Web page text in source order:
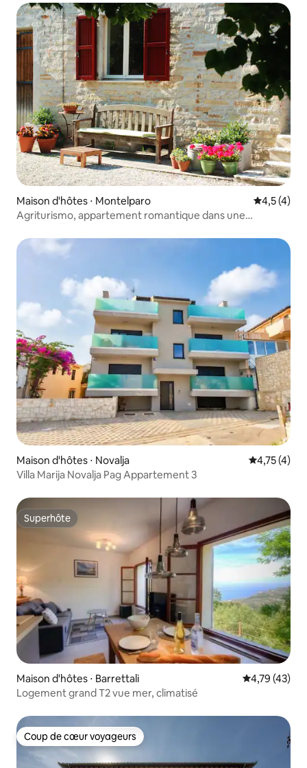
Maison d'hôtes ⋅ Montelparo Évaluation
4,5 (4)
Agriturismo, appartement romantique dans une
Maison d'hôtes ⋅ Novalja Évaluation
4,75 (4)
Villa Marija Novalja Pag Appartement 3
Superhôte
Superhôte
Maison d'hôtes ⋅ Barrettali Évaluation
4,79 (43)
Logement grand T2 vue mer, climatisé
Coup de cœur voyageurs
Coup de cœur voyageurs